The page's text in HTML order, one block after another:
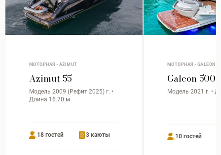
МОТОРНАЯ • AZIMUT
Azimut 55
Модель 2009 (Рефит 2025) г. •
Длина 16.70 м
18 гостей 3 каюты
МОТОРНАЯ • GALEON
Galeon 500
Модель 2021 г. •
10 гостей